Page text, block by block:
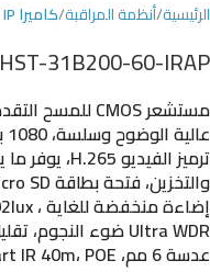
الرئيسية أنظمة المراقبة كاميرا IP
HST-31B200-60-IRAP
عدسة 6 مم، Smart IR 40m، POE